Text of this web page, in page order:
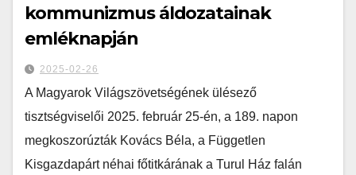
kommunizmus áldozatainak
emléknapján
2025-02-26
A Magyarok Világszövetségének ülésező
tisztségviselői 2025. február 25-én, a 189. napon
megkoszorúzták Kovács Béla, a Független
Kisgazdapárt néhai főtitkárának a Turul Ház falán